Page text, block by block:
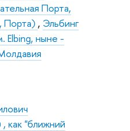
Порта,
Порта) , Эльбинг
Elbing, ныне -
как "ближний